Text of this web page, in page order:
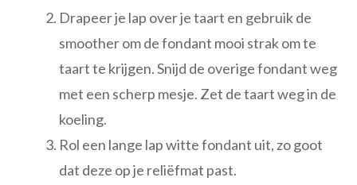
Drapeer je lap over je taart en gebruik de
smoother om de fondant mooi strak om te
taart te krijgen. Snijd de overige fondant weg
met een scherp mesje. Zet de taart weg in de
koeling.
Rol een lange lap witte fondant uit, zo goot
dat deze op je reliëfmat past.